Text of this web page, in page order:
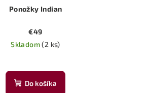
Ponožky Indian
€49
Skladom(2 ks)
Do košíka